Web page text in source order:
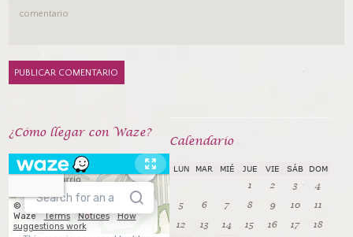
¿Cómo llegar con Waze?
Calendarío
LUN MAR MIÉ JUE VIE SÁB DOM
1 2 3
4
5
6 7 8 9 10
11
12
13 14 15 16 17 18